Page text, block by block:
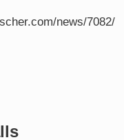
news/7082/